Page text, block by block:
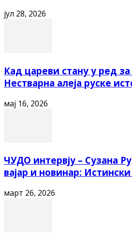
јул 28, 2026
Кад цареви стану у ред
Нестварна алеја руске
мај 16, 2026
ЧУДО интервју – Сузана
вајар и новинар:
март 26, 2026